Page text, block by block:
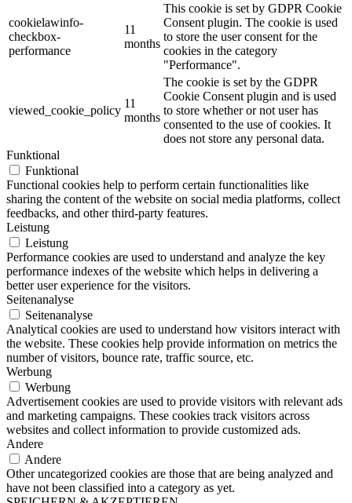
cookielawinfo-
checkbox-
performance
11
months
This cookie is set by GDPR Cookie
Consent plugin. The cookie is used
to store the user consent for the
cookies in the category
"Performance".
viewed_cookie_policy
11
months
The cookie is set by the GDPR
Cookie Consent plugin and is used
to store whether or not user has
consented to the use of cookies. It
does not store any personal data.
Funktional
Funktional
Functional cookies help to perform certain functionalities like
sharing the content of the website on social media platforms, collect
feedbacks, and other third-party features.
Leistung
Leistung
Performance cookies are used to understand and analyze the key
performance indexes of the website which helps in delivering a
better user experience for the visitors.
Seitenanalyse
Seitenanalyse
Analytical cookies are used to understand how visitors interact with
the website. These cookies help provide information on metrics the
number of visitors, bounce rate, traffic source, etc.
Werbung
Werbung
Advertisement cookies are used to provide visitors with relevant ads
and marketing campaigns. These cookies track visitors across
websites and collect information to provide customized ads.
Andere
Andere
Other uncategorized cookies are those that are being analyzed and
have not been classified into a category as yet.